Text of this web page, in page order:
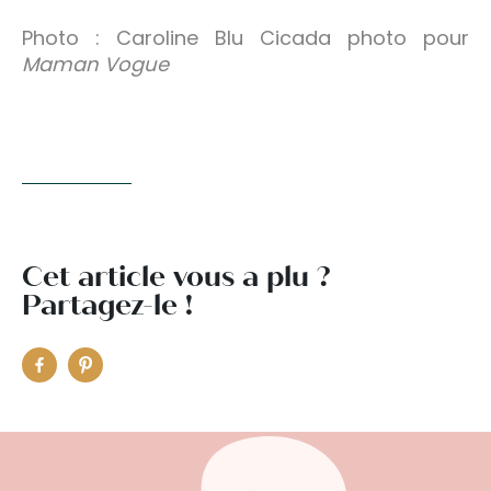
Photo : Caroline Blu Cicada photo pour
Maman Vogue
Cet article vous a plu ?
Partagez-le !